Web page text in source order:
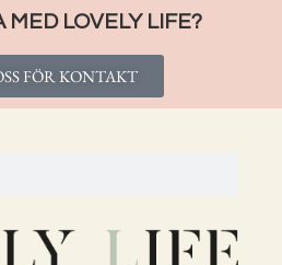
MED LOVELY LIFE?
FÖR KONTAKT